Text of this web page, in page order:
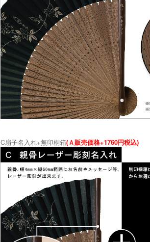
C扇子名入れ+無印桐箱(Ａ販売価格+1760円税込)